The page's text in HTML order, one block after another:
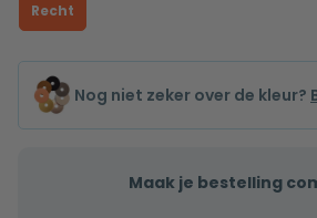
Recht
Nog niet zeker over de kleur?
Maak je bestelling